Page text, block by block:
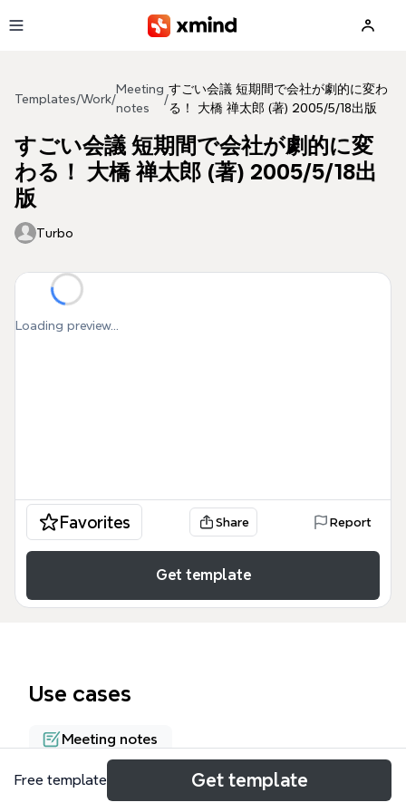
Templates/Work/
Meeting
notes
/
すごい会議 短期間で会社が劇的に変わ
る！ 大橋 禅太郎 (著) 2005/5/18出版
すごい会議 短期間で会社が劇的に変
わる！ 大橋 禅太郎 (著) 2005/5/18出
版
Turbo
Loading preview...
Favorites Share Report
Get template
Use cases
Meeting notes
Free template Get template